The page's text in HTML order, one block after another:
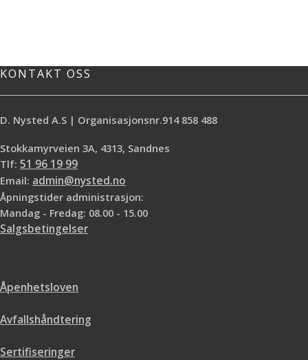
KONTAKT OSS
D. Nysted A.S | Organisasjonsnr.914 858 488
Stokkamyrveien 3A, 4313, Sandnes
Tlf: 51 96 19 99
Email: admin@nysted.no
Åpningstider administrasjon:
Mandag - Fredag: 08.00 - 15.00
Salgsbetingelser
Åpenhetsloven
Avfallshåndtering
Sertifiseringer